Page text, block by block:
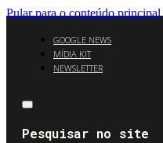
Pular para o conteúdo principal
GOOGLE NEWS
MÍDIA KIT
NEWSLETTER
Pesquisar no site